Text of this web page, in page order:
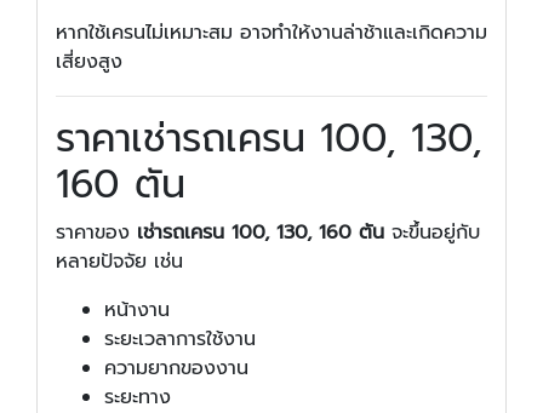
หากใช้เครนไม่เหมาะสม อาจทำให้งานล่าช้าและเกิดความ
เสี่ยงสูง
ราคาเช่ารถเครน 100, 130,
160 ตัน
ราคาของ เช่ารถเครน 100, 130, 160 ตัน จะขึ้นอยู่กับ
หลายปัจจัย เช่น
หน้างาน
ระยะเวลาการใช้งาน
ความยากของงาน
ระยะทาง